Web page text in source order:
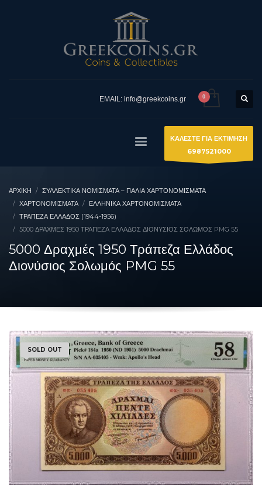
EMAIL: info@greekcoins.gr
ΚΑΛΕΣΤΕ ΓΙΑ ΕΚΤΙΜΗΣΗ
6987521000
ΑΡΧΙΚΉ
ΣΥΛΛΕΚΤΙΚΆ ΝΟΜΊΣΜΑΤΑ – ΠΑΛΙΆ ΧΑΡΤΟΝΟΜΊΣΜΑΤΑ
ΧΑΡΤΟΝΟΜΙΣΜΑΤΑ
ΕΛΛΗΝΙΚΆ ΧΑΡΤΟΝΟΜΊΣΜΑΤΑ
ΤΡΆΠΕΖΑ ΕΛΛΆΔΟΣ (1944-1956)
5000 ΔΡΑΧΜΈΣ 1950 ΤΡΆΠΕΖΑ ΕΛΛΆΔΟΣ ΔΙΟΝΎΣΙΟΣ ΣΟΛΩΜΌΣ PMG 55
5000 Δραχμές 1950 Τράπεζα Ελλάδος
Διονύσιος Σολωμός PMG 55
SOLD OUT